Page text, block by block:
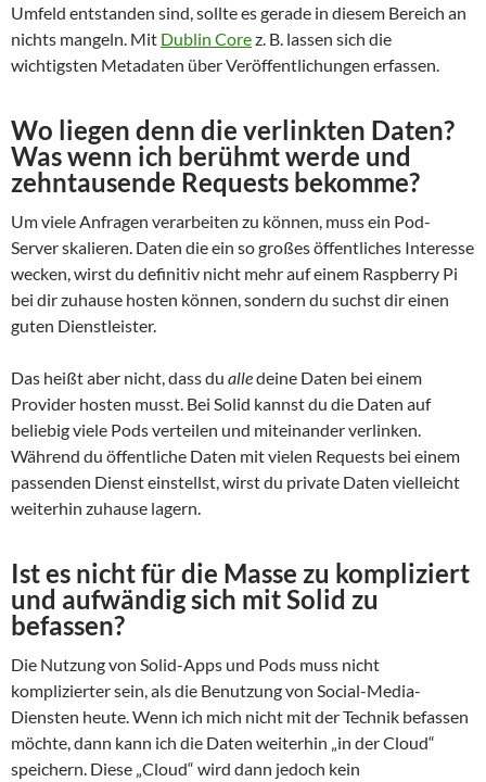
Umfeld entstanden sind, sollte es gerade in diesem Bereich an
nichts mangeln. Mit Dublin Corez. B. lassen sich die
wichtigsten Metadaten über Veröffentlichungen erfassen.
Wo liegen denn die verlinkten Daten?
Was wenn ich berühmt werde und
zehntausende Requests bekomme?
Um viele Anfragen verarbeiten zu können, muss ein Pod-
Server skalieren. Daten die ein so großes öffentliches Interesse
wecken, wirst du definitiv nicht mehr auf einem Raspberry Pi
bei dir zuhause hosten können, sondern du suchst dir einen
guten Dienstleister.
Das heißt aber nicht, dass du alledeine Daten bei einem
Provider hosten musst. Bei Solid kannst du die Daten auf
beliebig viele Pods verteilen und miteinander verlinken.
Während du öffentliche Daten mit vielen Requests bei einem
passenden Dienst einstellst, wirst du private Daten vielleicht
weiterhin zuhause lagern.
Ist es nicht für die Masse zu kompliziert
und aufwändig sich mit Solid zu
befassen?
Die Nutzung von Solid-Apps und Pods muss nicht
komplizierter sein, als die Benutzung von Social-Media-
Diensten heute. Wenn ich mich nicht mit der Technik befassen
möchte, dann kann ich die Daten weiterhin „in der Cloud“
speichern. Diese „Cloud“ wird dann jedoch kein